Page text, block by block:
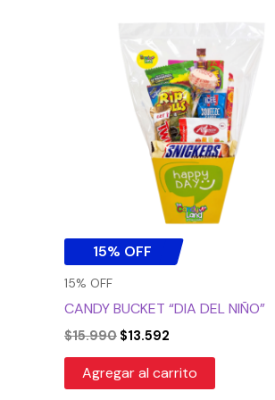
15% OFF
15% OFF
CANDY BUCKET “DIA DEL NIÑO”
$15.990
original
era:
$15.990.
$13.592
actual
es:
$13.592.
Agregar al carrito